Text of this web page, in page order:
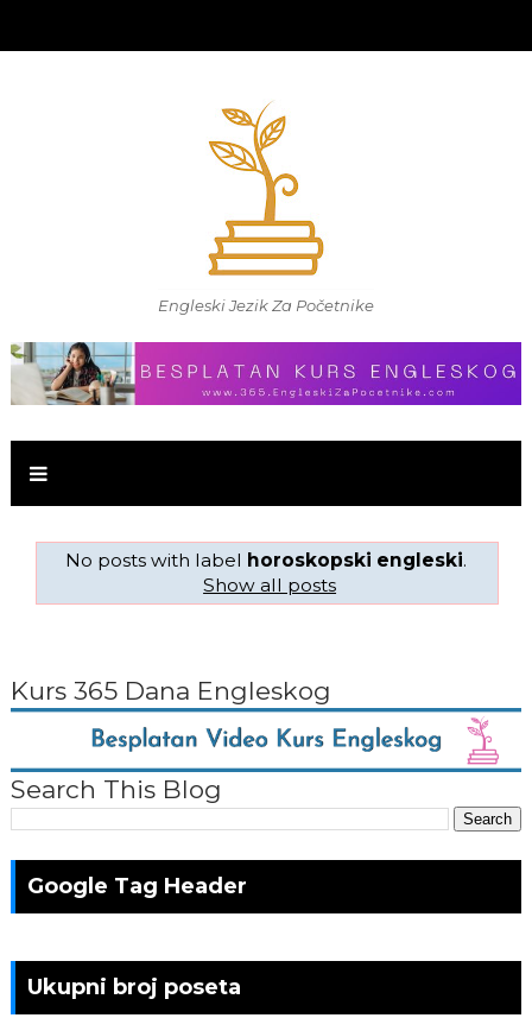
Engleski Jezik Za Početnike
No posts with label horoskopski engleski.
Show all posts
Kurs 365 Dana Engleskog
Search This Blog
Google Tag Header
Ukupni broj poseta